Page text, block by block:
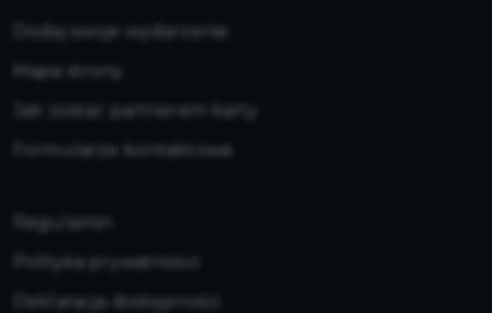
Dodaj swoje wydarzenie
Mapa strony
Jak zostać partnerem karty
Formularze kontaktowe
Regulamin
Polityka prywatności
Deklaracja dostępności